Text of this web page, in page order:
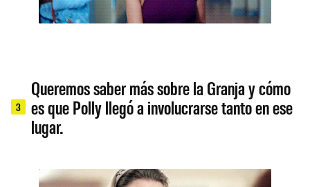
3
Queremos saber más sobre la Granja y cómo
es que Polly llegó a involucrarse tanto en ese
lugar.